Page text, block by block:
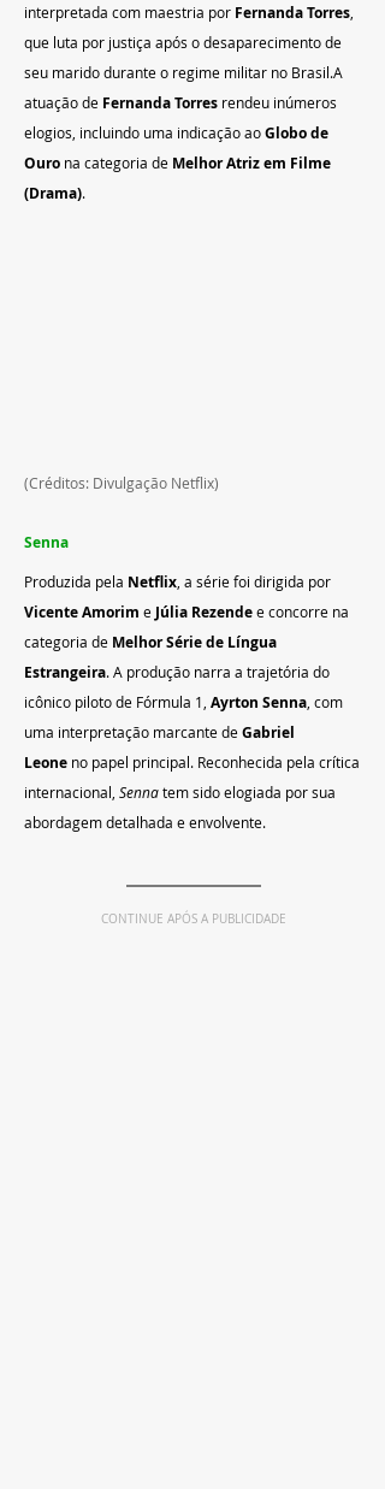
interpretada com maestria por Fernanda Torres
que luta por justiça após o desaparecimento de
seu marido durante o regime militar no Brasil.A
atuação de Fernanda Torres rendeu inúmeros
elogios, incluindo uma indicação ao Globo de
Ouro na categoria de Melhor Atriz em Filme
(Drama).
(Créditos: Divulgação Netflix)
Senna
Produzida pela Netflix , a série foi dirigida por
Vicente Amorim e Júlia Rezende e concorre na
categoria de Melhor Série de Língua
Estrangeira. A produção narra a trajetória do
icônico piloto de Fórmula 1, Ayrton Senna , com
uma interpretação marcante de Gabriel
Leone no papel principal. Reconhecida pela crítica
internacional, Senna tem sido elogiada por sua
abordagem detalhada e envolvente.
CONTINUE APÓS A PUBLICIDADE